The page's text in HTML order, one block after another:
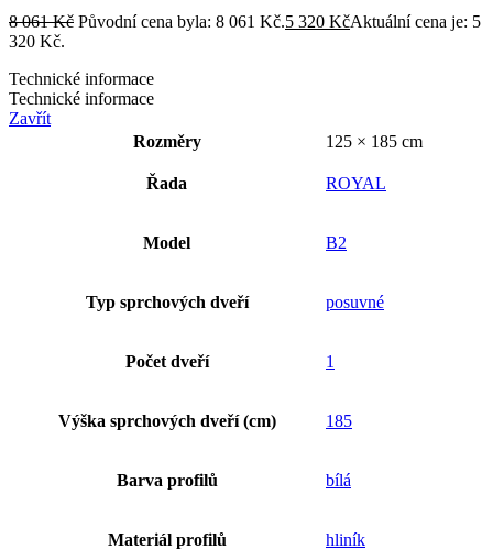
8 061Kč Původní cena byla: 8 061 Kč.5 320 KčAktuální cena je: 5
320 Kč.
Technické informace
Technické informace
Zavřít
Rozměry
125 × 185 cm
Řada ROYAL
Model B2
Typ sprchových dveří posuvné
Počet dveří 1
Výška sprchových dveří (cm) 185
Barva profilů bílá
Materiál profilů hliník